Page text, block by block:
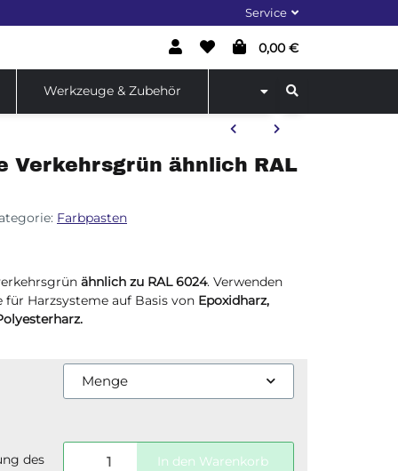
Service
0,00 €
Werkzeuge & Zubehör
Verkehrsgrün ähnlich RAL
Farbpasten
ähnlich zu RAL 6024. Verwenden
für Harzsysteme auf Basis von Epoxidharz,
des
Menge
In den Warenkorb